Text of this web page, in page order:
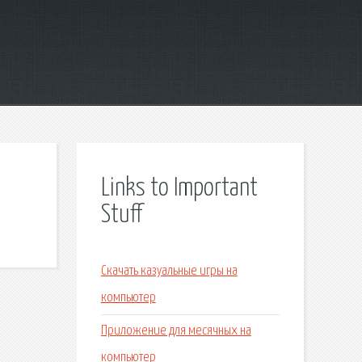
Links to Important
Stuff
Скачать казуальные игры на
компьютер
Приложение для месячных на
компьютер